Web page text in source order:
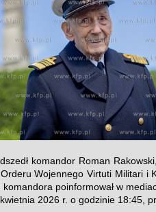
komandor Roman
Wojennego Virtuti Militari i
poinformował w
2026 r. o godzinie 18:45,